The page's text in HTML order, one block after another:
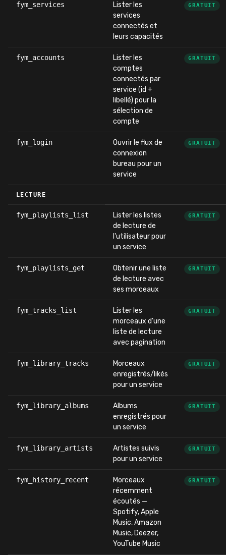
fym_services
Lister les
services
connectés et
leurs capacités
GRATUIT
fym_accounts
Lister les
comptes
connectés par
service (id +
libellé) pour la
sélection de
compte
GRATUIT
fym_login
Ouvrir le flux de
connexion
bureau pour un
service
GRATUIT
LECTURE
fym_playlists_list
Lister les listes
de lecture de
l'utilisateur pour
un service
GRATUIT
fym_playlists_get
Obtenir une liste
de lecture avec
ses morceaux
GRATUIT
fym_tracks_list
Lister les
morceaux d'une
liste de lecture
avec pagination
GRATUIT
fym_library_tracks
Morceaux
enregistrés/likés
pour un service
GRATUIT
fym_library_albums
Albums
enregistrés pour
un service
GRATUIT
fym_library_artists
Artistes suivis
pour un service
GRATUIT
fym_history_recent
Morceaux
récemment
écoutés —
Spotify, Apple
Music, Amazon
Music, Deezer,
YouTube Music
GRATUIT